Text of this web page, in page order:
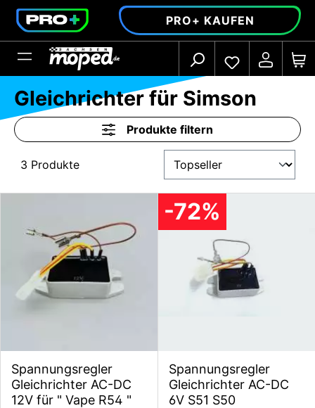
springen PRO+ KAUFEN
Gleichrichter für Simson
Produkte filtern
3 Produkte
Spannungsregler
Gleichrichter AC-DC
12V für " Vape R54 "
Spannungsregler
Gleichrichter AC-DC
6V S51 S50
-72%